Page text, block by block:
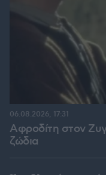
Αφροδίτη στον
ζώδια
06.08.2026, 17:31